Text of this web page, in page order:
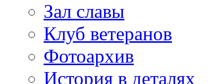
Зал славы
Клуб ветеранов
Фотоархив
История в деталях